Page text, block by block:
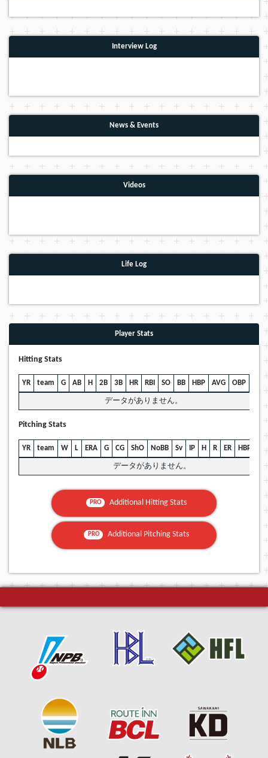
Interview Log
News & Events
Videos
Life Log
Player Stats
Hitting Stats
YR team G AB H 2B 3B HR RBI SO BB HBP AVG OBP
データがありません。
Pitching Stats
YR team W L ERA G CG ShO NoBB Sv IP H R ER HBP
データがありません。
PRO Additional Hitting Stats
PRO Additional Pitching Stats